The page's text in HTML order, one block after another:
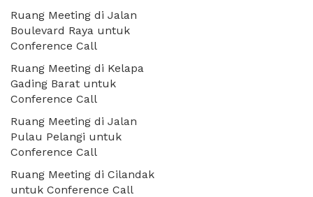
Ruang Meeting di Jalan
Boulevard Raya untuk
Conference Call
Ruang Meeting di Kelapa
Gading Barat untuk
Conference Call
Ruang Meeting di Jalan
Pulau Pelangi untuk
Conference Call
Ruang Meeting di Cilandak
untuk Conference Call